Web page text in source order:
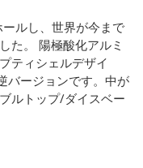
ルし、世界が今まで
た。 陽極酸化アルミ
ティシェルデザイ
バージョンです。中が
ルトップ/ダイスベー